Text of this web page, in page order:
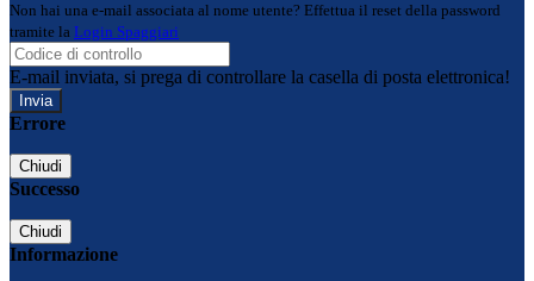
Non hai una e-mail associata al nome utente? Effettua il reset della password
tramite la Login Spaggiari
E-mail inviata, si prega di controllare la casella di posta elettronica!
Errore
Chiudi
Successo
Chiudi
Informazione